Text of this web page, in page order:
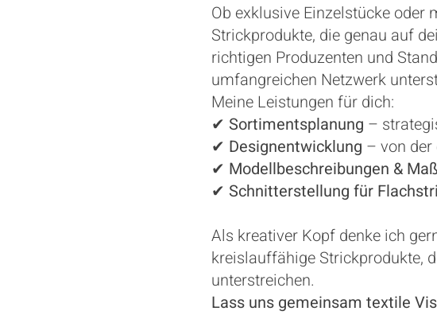
Ob exklusive Einzelstücke
Strickprodukte, die genau auf
richtigen Produzenten und
umfangreichen Netzwerk
Meine Leistungen für dich:
✔ Sortimentsplanung –
✔ Designentwicklung – von
✔ Modellbeschreibungen &
✔ Schnitterstellung für
Als kreativer Kopf denke ich
kreislauffähige Strickprodukte,
unterstreichen.
Lass uns gemeinsam textile